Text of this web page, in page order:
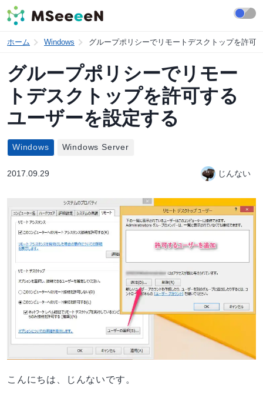
ホーム Windows グループポリシーでリモートデスクトップを許可
グループポリシーでリモー
トデスクトップを許可する
ユーザーを設定する
Windows Windows Server
2017.09.29 じんない
こんにちは、じんないです。